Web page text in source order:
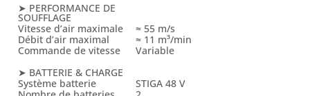
➤ PERFORMANCE DE
SOUFFLAGE
Vitesse d’air maximale
≈ 55 m/s
Débit d’air maximal
≈ 11 m³/min
Commande de vitesse
Variable
➤ BATTERIE & CHARGE
Système batterie
STIGA 48 V